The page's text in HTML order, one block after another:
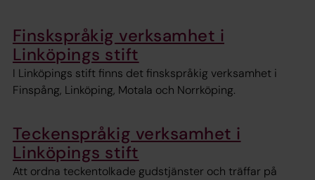
Finskspråkig verksamhet i
Linköpings stift
I Linköpings stift finns det finskspråkig verksamhet i
Finspång, Linköping, Motala och Norrköping.
Teckenspråkig verksamhet i
Linköpings stift
Att ordna teckentolkade gudstjänster och träffar på